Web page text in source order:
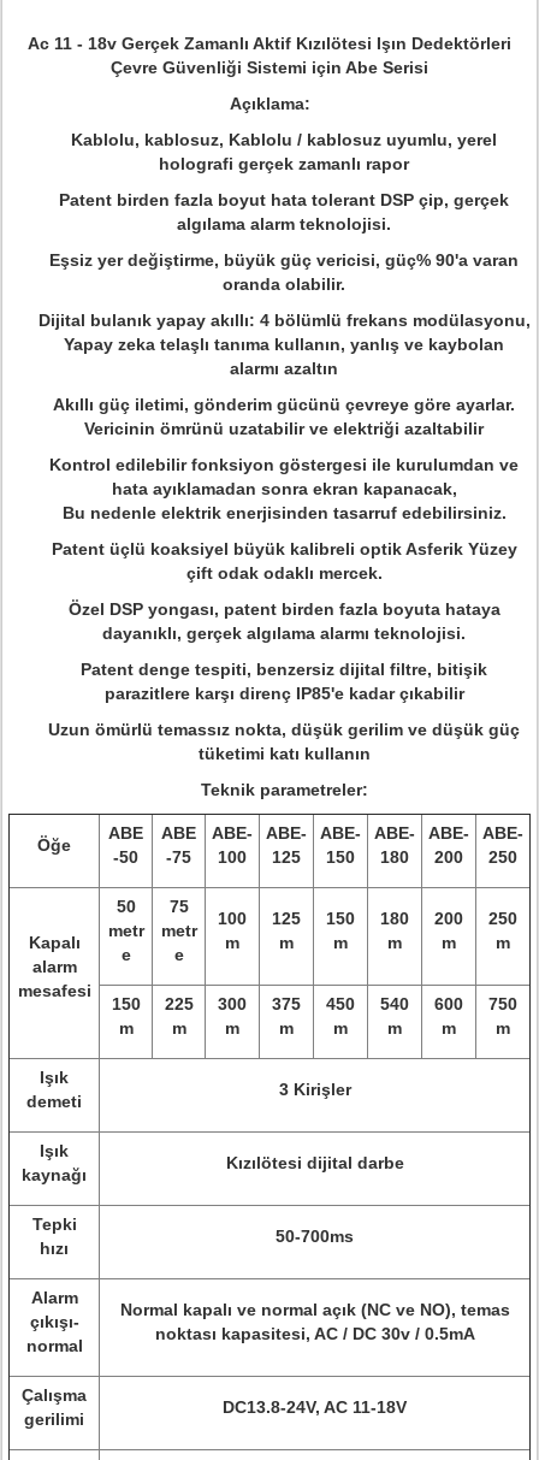
Ac 11 - 18v Gerçek Zamanlı Aktif Kızılötesi Işın Dedektörleri
Çevre Güvenliği Sistemi için Abe Serisi
Açıklama:
Kablolu, kablosuz, Kablolu / kablosuz uyumlu, yerel
holografi gerçek zamanlı rapor
Patent birden fazla boyut hata tolerant DSP çip, gerçek
algılama alarm teknolojisi.
Eşsiz yer değiştirme, büyük güç vericisi, güç% 90'a varan
oranda olabilir.
Dijital bulanık yapay akıllı: 4 bölümlü frekans modülasyonu,
Yapay zeka telaşlı tanıma kullanın, yanlış ve kaybolan
alarmı azaltın
Akıllı güç iletimi, gönderim gücünü çevreye göre ayarlar.
Vericinin ömrünü uzatabilir ve elektriği azaltabilir
Kontrol edilebilir fonksiyon göstergesi ile kurulumdan ve
hata ayıklamadan sonra ekran kapanacak,
Bu nedenle elektrik enerjisinden tasarruf edebilirsiniz.
Patent üçlü koaksiyel büyük kalibreli optik Asferik Yüzey
çift odak odaklı mercek.
Özel DSP yongası, patent birden fazla boyuta hataya
dayanıklı, gerçek algılama alarmı teknolojisi.
Patent denge tespiti, benzersiz dijital filtre, bitişik
parazitlere karşı direnç IP85'e kadar çıkabilir
Uzun ömürlü temassız nokta, düşük gerilim ve düşük güç
tüketimi katı kullanın
Teknik parametreler:
Öğe
ABE
-50
ABE
-75
ABE-
100
ABE-
125
ABE-
150
ABE-
180
ABE-
200
ABE-
250
Kapalı
alarm
mesafesi
50
metr
e
75
metr
e
100
m
125
m
150
m
180
m
200
m
250
m
150
m
225
m
300
m
375
m
450
m
540
m
600
m
750
m
Işık
demeti
3 Kirişler
Işık
kaynağı
Kızılötesi dijital darbe
Tepki
hızı
50-700ms
Alarm
çıkışı-
normal
Normal kapalı ve normal açık (NC ve NO), temas
noktası kapasitesi, AC / DC 30v / 0.5mA
Çalışma
gerilimi
DC13.8-24V, AC 11-18V